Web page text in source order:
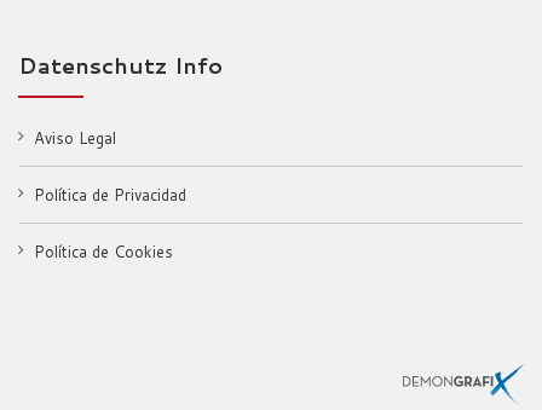
Datenschutz Info
Aviso Legal
Política de Privacidad
Política de Cookies